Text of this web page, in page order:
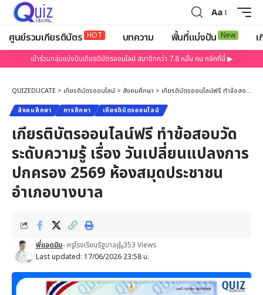
Aa
ศูนย์รวมเกียรติบัตร HOT บทความ พื้นที่แบ่งปัน New
เข้าร่วมกลุ่มแบ่งปันเกียรติบัตรออนไลน์ สมาชิกกว่า 7.8 หมื่น คน คลิกที่นี่ ▶
QUIZEDUCATE > เกียรติบัตรออนไลน์ > สังคมศึกษา > เกียรติบัตรออนไลน์ฟรี ทำข้อสอบวัดระดับความรู้ เรื่อง วันเปลี่ยนแปลงการปกครอง 2569 ห้องสมุดประชาชนอำเภอบางบาล
สังคมศึกษา การศึกษา เกียรติบัตรออนไลน์
เกียรติบัตรออนไลน์ฟรี ทำข้อสอบวัด
ระดับความรู้ เรื่อง วันเปลี่ยนแปลงการ
ปกครอง 2569 ห้องสมุดประชาชน
อำเภอบางบาล
Last updated: 17/06/2026 23:58 น.
พี่แอดมิน- ครูโรงเรียนรัฐบาล 353 Views